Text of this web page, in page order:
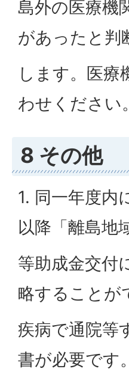
島外の医療機
があったと判
します。医療
わせください。
8 その他
1. 同一年度内
以降「離島地
等助成金交付
略することが
疾病で通院等
書が必要です。